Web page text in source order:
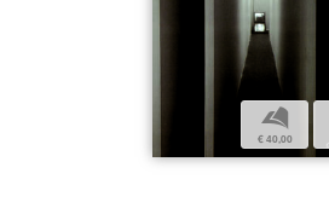
b
€ 40,00